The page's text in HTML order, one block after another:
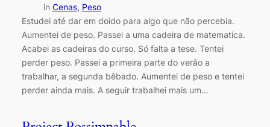
in Cenas, Peso
Estudei até dar em doido para algo que não percebia.
Aumentei de peso. Passei a uma cadeira de matematica.
Acabei as cadeiras do curso. Só falta a tese. Tentei
perder peso. Passei a primeira parte do verão a
trabalhar, a segunda bêbado. Aumentei de peso e tentei
perder ainda mais. A seguir trabalhei mais um…